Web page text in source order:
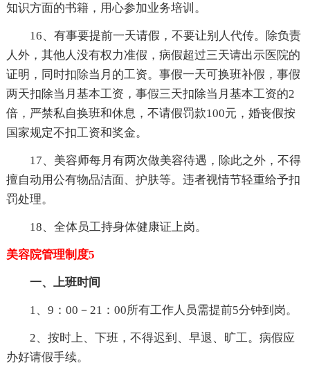
知识方面的书籍，用心参加业务培训。
16、有事要提前一天请假，不要让别人代传。除负责
人外，其他人没有权力准假，病假超过三天请出示医院的
证明，同时扣除当月的工资。事假一天可换班补假，事假
两天扣除当月基本工资，事假三天扣除当月基本工资的2
倍，严禁私自换班和休息，不请假罚款100元，婚丧假按
国家规定不扣工资和奖金。
17、美容师每月有两次做美容待遇，除此之外，不得
擅自动用公有物品洁面、护肤等。违者视情节轻重给予扣
罚处理。
18、全体员工持身体健康证上岗。
美容院管理制度5
一、上班时间
1、9：00－21：00所有工作人员需提前5分钟到岗。
2、按时上、下班，不得迟到、早退、旷工。病假应
办好请假手续。